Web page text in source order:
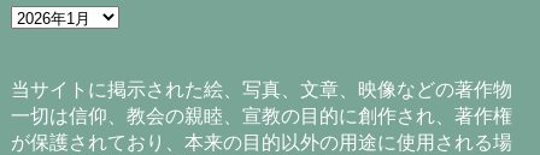
ア
ー
ブ
当サイトに掲示された絵、写真、文章、映像などの著作物
一切は信仰、教会の親睦、宣教の目的に創作され、著作権
が保護されており、本来の目的以外の用途に使用される場